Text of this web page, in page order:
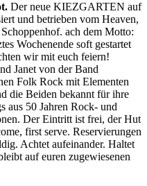
Der neue KIEZGARTEN auf
und betrieben vom Heaven,
ach dem Motto:
Wochenende soft gestartet
wir mit euch feiern!
Janet von der Band
Folk Rock mit Elementen
die Beiden bekannt für ihre
aus 50 Jahren Rock- und
Der Eintritt ist frei, der Hut
first serve. Reservierungen
Achtet aufeinander. Haltet
auf euren zugewiesenen